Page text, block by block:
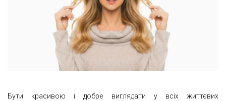
Бути красивою і добре виглядати у всіх життєвих